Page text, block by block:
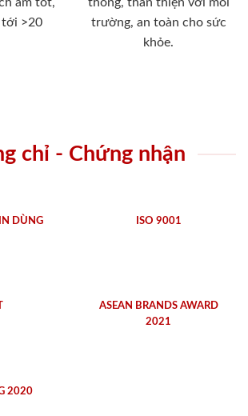
âm tốt,
tới >20
thống, thân thiện với môi
trường, an toàn cho sức
khỏe.
chỉ - Chứng nhận
DÙNG
ISO 9001
ASEAN BRANDS AWARD
2021
2020